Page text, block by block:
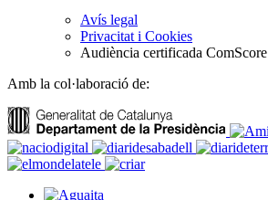
Avís legal
Privacitat i Cookies
Audiència certificada ComScore
Amb la col·laboració de: